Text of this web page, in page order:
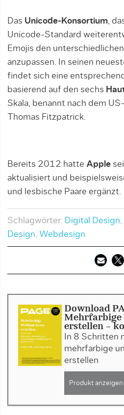
Das Unicode-Konsortium,
Unicode-Standard
Emojis den
anzupassen. In seinen
findet sich eine
basierend auf den sechs
Skala, benannt nach dem
Thomas Fitzpatrick.
Bereits 2012 hatte Apple
aktualisiert und
und lesbische Paare ergänzt.
Schlagwörter: Digital Design,
Design, Webdesign
Download
Mehrfarbige
erstellen -
In 8 Schritten
mehrfarbige
erstellen
Produkt anzeigen